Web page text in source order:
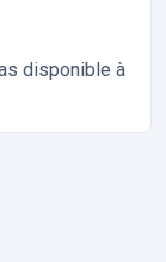
disponible à